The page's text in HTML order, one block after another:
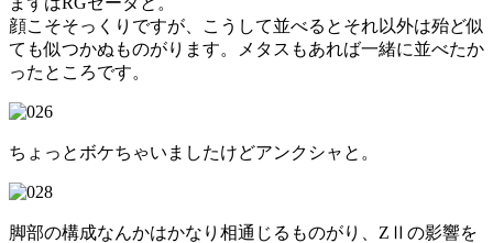
顔こそそっくりですが、こうして並べるとそれ以外は殆ど似
ても似つかぬものがります。メタスもあれば一緒に並べたか
ったところです。
ちょっとボケちゃいましたけどアンクシャと。
脚部の構成なんかはかなり相通じるものがり、ZⅡの影響を